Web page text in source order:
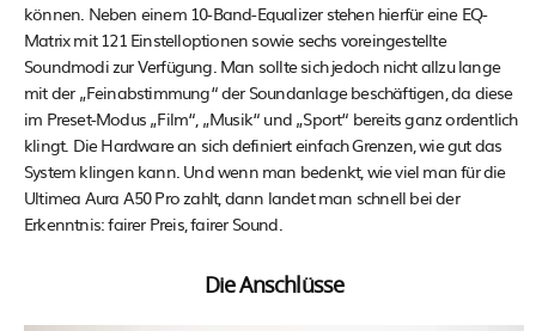
können. Neben einem 10-Band-Equalizer stehen hierfür eine EQ-
Matrix mit 121 Einstelloptionen sowie sechs voreingestellte
Soundmodi zur Verfügung. Man sollte sich jedoch nicht allzu lange
mit der „Feinabstimmung“ der Soundanlage beschäftigen, da diese
im Preset-Modus „Film“, „Musik“ und „Sport“ bereits ganz ordentlich
klingt. Die Hardware an sich definiert einfach Grenzen, wie gut das
System klingen kann. Und wenn man bedenkt, wie viel man für die
Ultimea Aura A50 Pro zahlt, dann landet man schnell bei der
Erkenntnis: fairer Preis, fairer Sound.
Die Anschlüsse